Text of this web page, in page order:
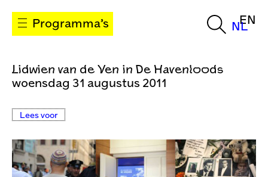
Programma’s NL
EN
Lidwien van de Ven in De Havenloods
woensdag 31 augustus 2011
Lees voor